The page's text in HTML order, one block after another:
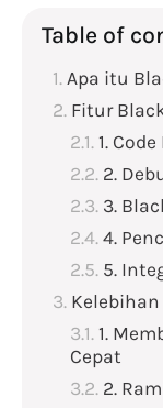
Table of
Apa itu
Fitur
1.
2.
3.
4.
5.
1.
Cepat
2.